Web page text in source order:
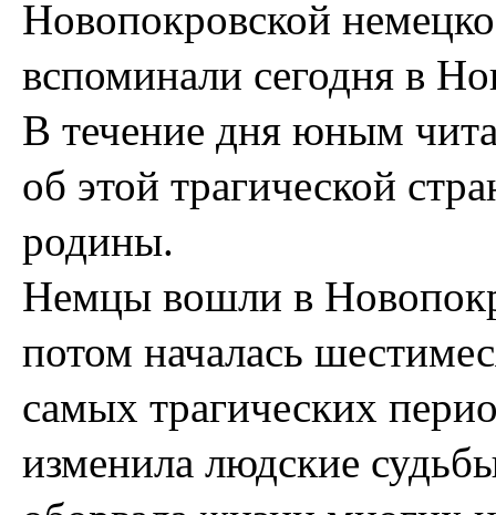
Новопокровской
вспоминали сегодня в
В течение дня юным
об этой трагической
родины.
Немцы вошли в
потом началась
самых трагических
изменила людские